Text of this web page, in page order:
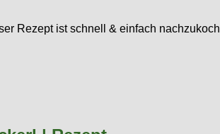
Rezept ist schnell & einfach